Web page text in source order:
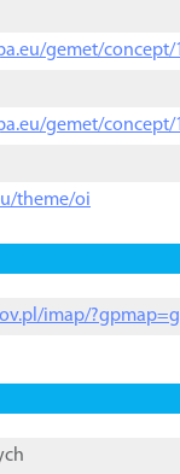
gemet/concept/
gemet/concept/
theme/oi
imap/